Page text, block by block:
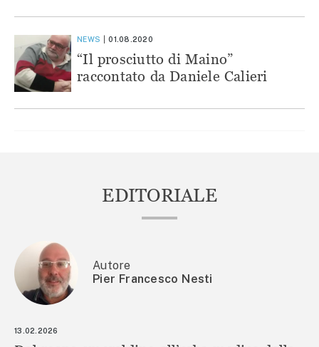
NEWS 01.08.2020
“Il prosciutto di Maino”
raccontato da Daniele Calieri
EDITORIALE
Autore
Pier Francesco Nesti
13.02.2026